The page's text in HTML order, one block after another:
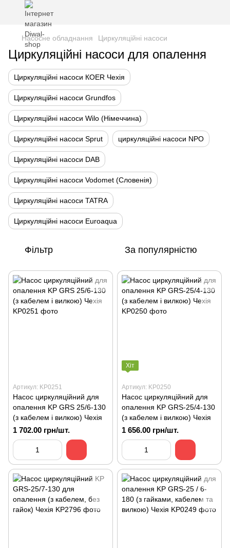
Насосне обладнання Циркуляційні насоси
Циркуляційні насоси для опалення
Циркуляційні насоси КOER Чехія
Циркуляційні насоси Grundfos
Циркуляційні насоси Wilo (Німеччина)
Циркуляційні насоси Sprut циркуляційні насоси NPO
Циркуляційні насоси DAB
Циркуляційні насоси Vodomet (Cловенія)
Циркуляційні насоси TATRA
Циркуляційні насоси Euroaqua
Фільтр За популярністю
Артикул: KP0251
Насос циркуляційний для
опалення KP GRS 25/6-130
(з кабелем і вилкою) Чехія
1 702.00 грн/шт.
Хіт
Артикул: KP0250
Насос циркуляційний для
опалення KP GRS-25/4-130
(з кабелем і вилкою) Чехія
1 656.00 грн/шт.